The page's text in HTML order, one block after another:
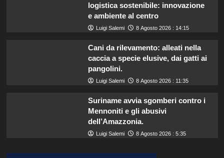
logistica sostenibile: innovazione
e ambiente al centro
Luigi Salemi 8 Agosto 2026 : 14:15
Cani da rilevamento: alleati nella
caccia a specie elusive, dai gatti ai
pangolini.
Luigi Salemi 8 Agosto 2026 : 11:35
Suriname avvia sgomberi contro i
Mennoniti e gli abusivi
dell’Amazzonia.
Luigi Salemi 8 Agosto 2026 : 5:35